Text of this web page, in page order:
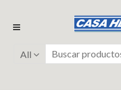
Ir
navegación
Ir
contenido
All